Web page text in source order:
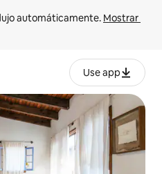
automáticamente. Mostrar
Use app